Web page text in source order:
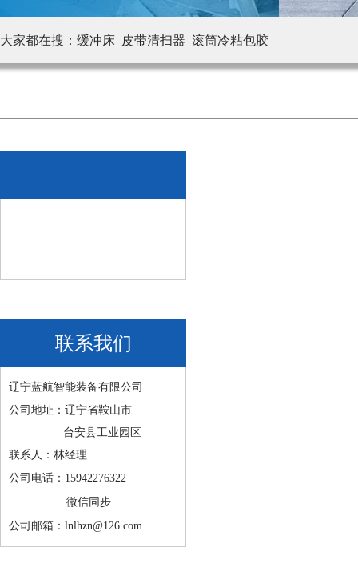
大家都在搜： 缓冲床 皮带清扫器 滚筒冷粘包胶
联系我们
辽宁蓝航智能装备有限公司
公司地址：辽宁省鞍山市
台安县工业园区
联系人：林经理
公司电话：15942276322
微信同步
公司邮箱：lnlhzn@126.com